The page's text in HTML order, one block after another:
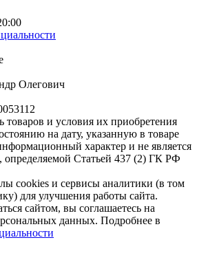
Олегович
товаров и условия их приобретения
на дату, указанную в товаре
характер и не является
определяемой Статьей 437 (2) ГК РФ
cookies и сервисы аналитики (в том
для улучшения работы сайта.
сайтом, вы соглашаетесь на
данных. Подробнее в